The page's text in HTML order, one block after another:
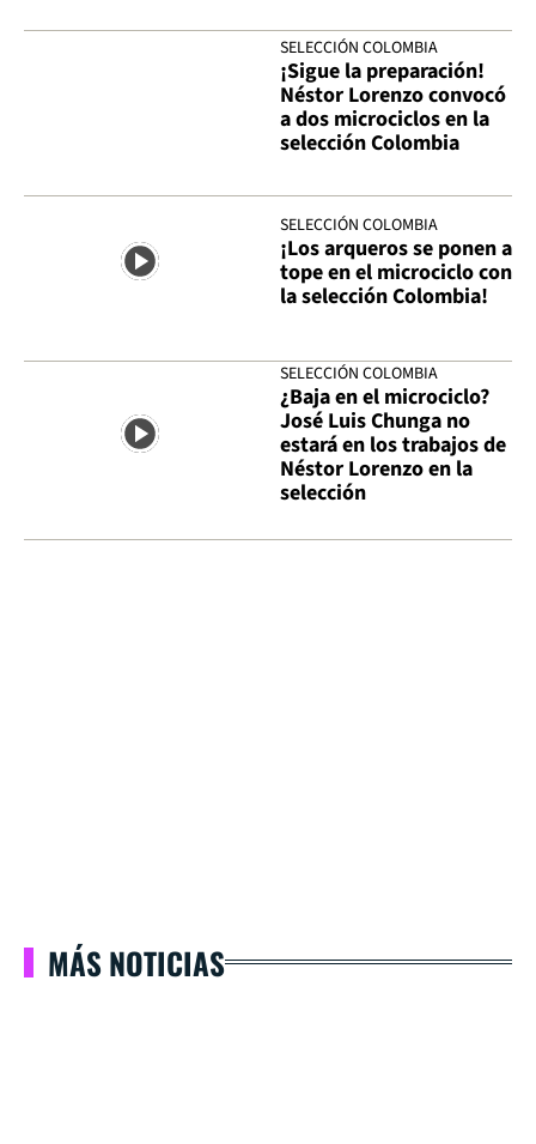
SELECCIÓN COLOMBIA
¡Sigue la preparación!
Néstor Lorenzo convocó
a dos microciclos en la
selección Colombia
SELECCIÓN COLOMBIA
¡Los arqueros se ponen a
tope en el microciclo con
la selección Colombia!
SELECCIÓN COLOMBIA
¿Baja en el microciclo?
José Luis Chunga no
estará en los trabajos de
Néstor Lorenzo en la
selección
MÁS NOTICIAS